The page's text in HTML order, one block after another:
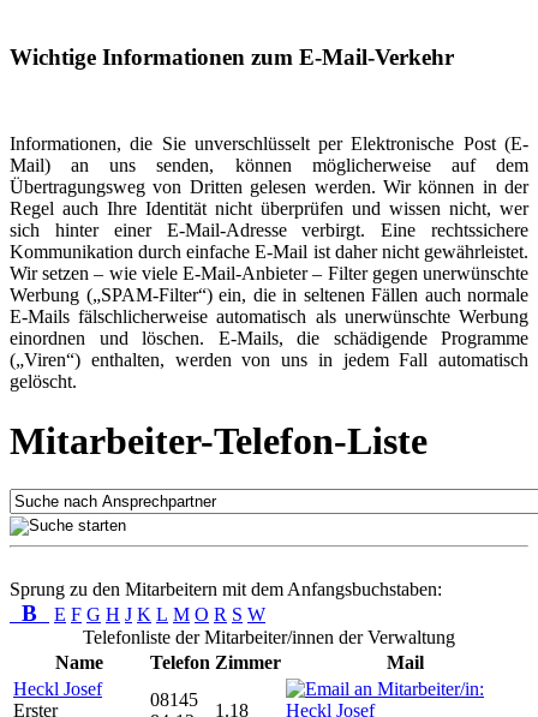
Wichtige Informationen zum E-Mail-Verkehr
Informationen, die Sie unverschlüsselt per Elektronische Post (E-
Mail) an uns senden, können möglicherweise auf dem
Übertragungsweg von Dritten gelesen werden. Wir können in der
Regel auch Ihre Identität nicht überprüfen und wissen nicht, wer
sich hinter einer E-Mail-Adresse verbirgt. Eine rechtssichere
Kommunikation durch einfache E-Mail ist daher nicht gewährleistet.
Wir setzen – wie viele E-Mail-Anbieter – Filter gegen unerwünschte
Werbung („SPAM-Filter“) ein, die in seltenen Fällen auch normale
E-Mails fälschlicherweise automatisch als unerwünschte Werbung
einordnen und löschen. E-Mails, die schädigende Programme
(„Viren“) enthalten, werden von uns in jedem Fall automatisch
gelöscht.
Mitarbeiter-Telefon-Liste
Sprung zu den Mitarbeitern mit dem Anfangsbuchstaben:
B E F G H J K L M O R S W
Telefonliste der Mitarbeiter/innen der Verwaltung
Name
Telefon Zimmer
Mail
Heckl Josef
Erster
08145
1.18